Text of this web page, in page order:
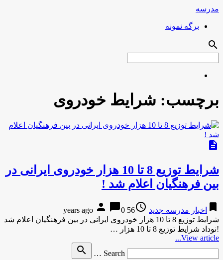
مدرسه
برگه نمونه
search
برچسب: شرایط خودروی
description
شرایط توزیع 8 تا 10 هزار خودروی ایرانی در
بین فرهنگیان اعلام شد !
bookmark اخبار مدرسه جدید access_time
56 years ago
person chat_bubble0
شرایط توزیع 8 تا 10 هزار خودروی ایرانی در بین فرهنگیان اعلام شد
!نوداد شرایط توزیع 8 تا 10 هزار …
View article...
Search …
search